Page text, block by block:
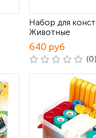
Набор для
Животные
640 руб